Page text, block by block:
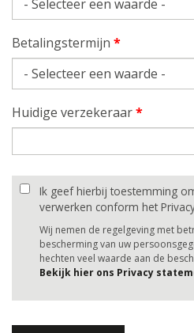
Betalingstermijn *
Huidige verzekeraar*
Ik geef hierbij toestemming
verwerken conform het
Wij nemen de regelgeving met
bescherming van uw
hechten veel waarde aan de
Bekijk hier ons Privacy